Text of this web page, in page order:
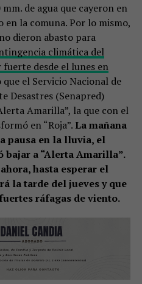
de agua que cayeron en
la comuna. Por lo mismo,
dieron abasto para
climática del
desde el lunes en
el Servicio Nacional de
Desastres (Senapred)
Amarilla”, la que con el
en “Roja”. La mañana
pausa en la lluvia, el
a “Alerta Amarilla”.
hasta esperar el
la tarde del jueves y que
ráfagas de viento.